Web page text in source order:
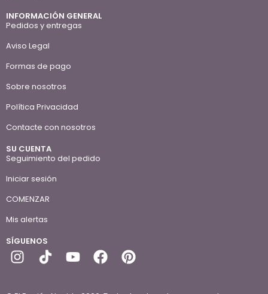
INFORMACIÓN GENERAL
Pedidos y entregas
Aviso Legal
Formas de pago
Sobre nosotros
Política Privacidad
Contacte con nosotros
SU CUENTA
Seguimiento del pedido
Iniciar sesión
COMENZAR
Mis alertas
SÍGUENOS